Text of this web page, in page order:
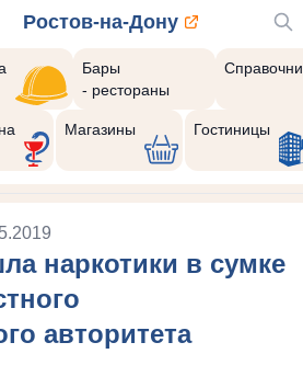
Ростов-на-Дону
Бары
- рестораны
Магазины Гостиницы
наркотики в сумке
авторитета